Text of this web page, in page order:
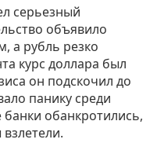
серьезный
объявило
а рубль резко
курс доллара был
он подскочил до
панику среди
обанкротились,